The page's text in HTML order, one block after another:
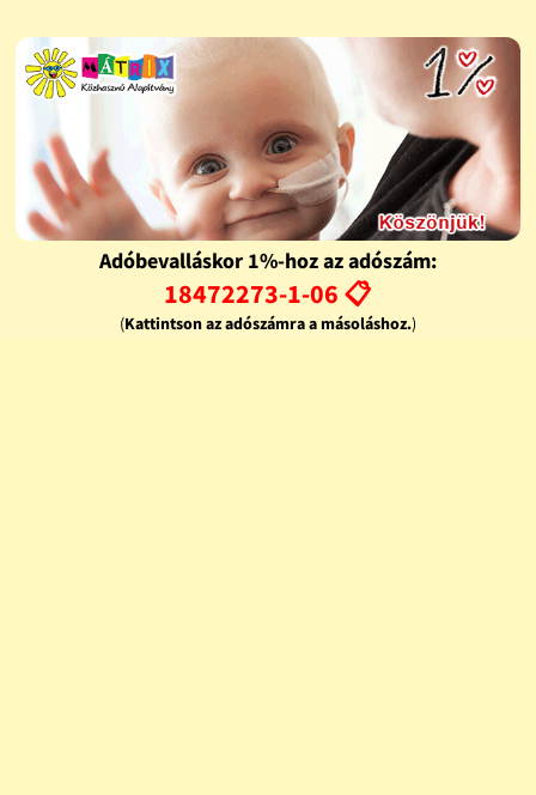
Adóbevalláskor 1%-hoz az adószám:
18472273-1-06 📋
(Kattintson az adószámra a másoláshoz.)